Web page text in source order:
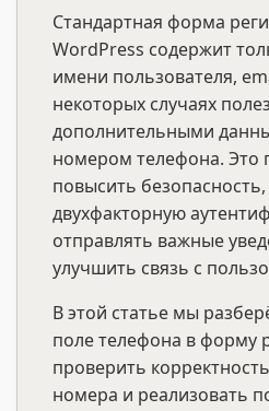
Стандартная форма
WordPress содержит
имени пользователя,
некоторых случаях
дополнительными
номером телефона. Это
повысить
двухфакторную
отправлять важные
улучшить связь с
В этой статье мы
поле телефона в форму
проверить
номера и реализовать